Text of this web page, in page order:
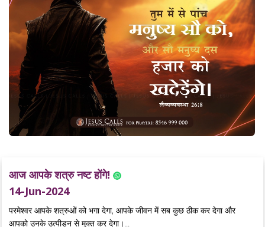
आज आपके शत्रु नष्ट होंगे!
14-Jun-2024
परमेश्वर आपके शत्रुओं को भगा देगा, आपके जीवन में सब कुछ ठीक कर देगा और
आपको उनके उत्पीड़न से मुक्त कर देगा।...